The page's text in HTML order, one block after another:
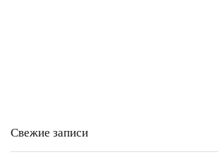
Свежие записи